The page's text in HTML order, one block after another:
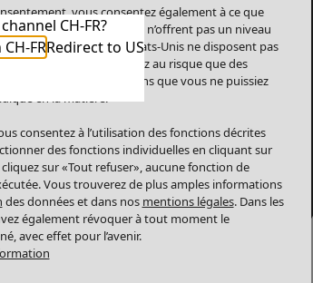
CH-FR?
FRRedirect to US
vous consentez également à ce que
Unis. Les États-Unis n’offrent pas un niveau
à celui de l’UE. Les États-Unis ne disposent pas
vous vous exposez au risque que des
à caractère personnel sans que vous ne puissiez
en la matière.
consentez à l’utilisation des fonctions décrites
des fonctions individuelles en cliquant sur
sur «Tout refuser», aucune fonction de
Vous trouverez de plus amples informations
des données et dans nos mentions légales. Dans les
également révoquer à tout moment le
avec effet pour l’avenir.